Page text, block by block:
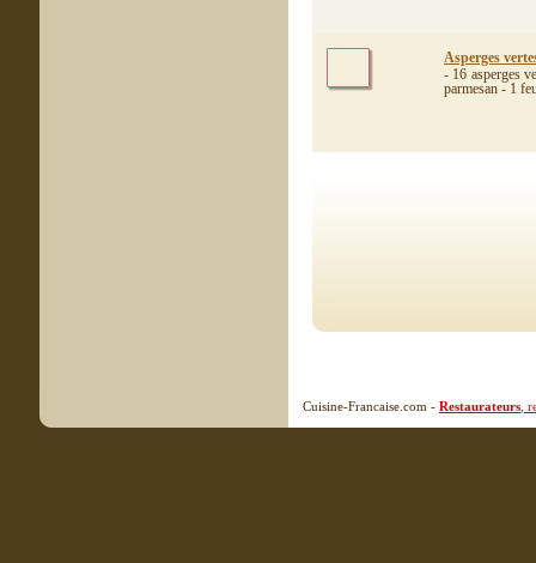
Asperges
- 16 asperges
parmesan - 1
Cuisine-Francaise.com - Restaurateurs ,